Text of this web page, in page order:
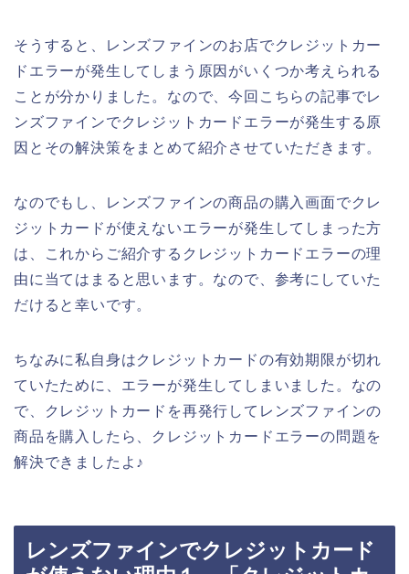
そうすると、レンズファインのお店でクレジットカー
ドエラーが発生してしまう原因がいくつか考えられる
ことが分かりました。なので、今回こちらの記事でレ
ンズファインでクレジットカードエラーが発生する原
因とその解決策をまとめて紹介させていただきます。
なのでもし、レンズファインの商品の購入画面でクレ
ジットカードが使えないエラーが発生してしまった方
は、これからご紹介するクレジットカードエラーの理
由に当てはまると思います。なので、参考にしていた
だけると幸いです。
ちなみに私自身はクレジットカードの有効期限が切れ
ていたために、エラーが発生してしまいました。なの
で、クレジットカードを再発行してレンズファインの
商品を購入したら、クレジットカードエラーの問題を
解決できましたよ♪
レンズファインでクレジットカード